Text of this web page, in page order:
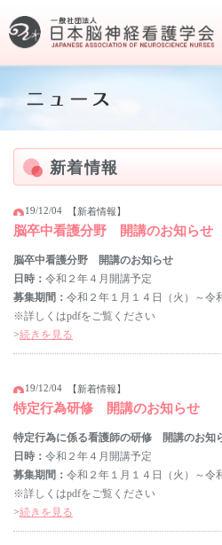
新着情報
19/12/04 【新着情報】
脳卒中看護分野 開講のお知らせ
脳卒中看護分野 開講のお知らせ
日時： 令和２年４月開講予定
募集期間： 令和２年１月１４日（火）～令
※詳しくはpdfをご覧ください
>続きを見る
19/12/04 【新着情報】
特定行為研修 開講のお知らせ
特定行為に係る看護師の研修 開講のお知
日時： 令和２年４月開講予定
募集期間： 令和２年１月１４日（火）～令
※詳しくはpdfをご覧ください
>続きを見る